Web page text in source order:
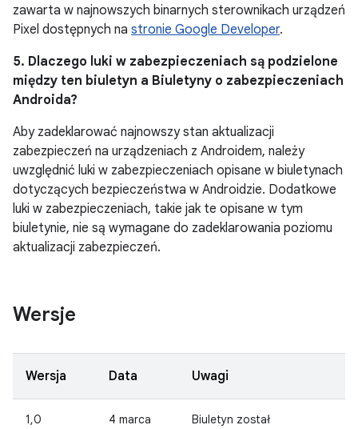
zawarta w najnowszych binarnych sterownikach urządzeń
Pixel dostępnych na stronie Google Developer.
5. Dlaczego luki w zabezpieczeniach są podzielone
między ten biuletyn a Biuletyny o zabezpieczeniach
Androida?
Aby zadeklarować najnowszy stan aktualizacji
zabezpieczeń na urządzeniach z Androidem, należy
uwzględnić luki w zabezpieczeniach opisane w biuletynach
dotyczących bezpieczeństwa w Androidzie. Dodatkowe
luki w zabezpieczeniach, takie jak te opisane w tym
biuletynie, nie są wymagane do zadeklarowania poziomu
aktualizacji zabezpieczeń.
Wersje
Wersja Data Uwagi
1,0
4 marca
Biuletyn został